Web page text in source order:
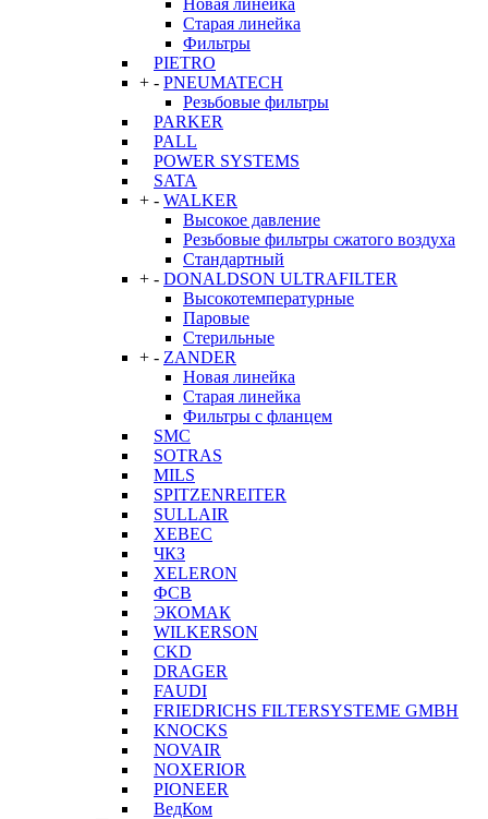
Новая линейка
Старая линейка
Фильтры
PIETRO
+ - PNEUMATECH
Резьбовые фильтры
PARKER
PALL
POWER SYSTEMS
SATA
+ - WALKER
Высокое давление
Резьбовые фильтры сжатого воздуха
Стандартный
+ - DONALDSON ULTRAFILTER
Высокотемпературные
Паровые
Стерильные
+ - ZANDER
Новая линейка
Старая линейка
Фильтры с фланцем
SMC
SOTRAS
MILS
SPITZENREITER
SULLAIR
XEBEC
ЧКЗ
XELERON
ФСВ
ЭКОМАК
WILKERSON
CKD
DRAGER
FAUDI
FRIEDRICHS FILTERSYSTEME GMBH
KNOCKS
NOVAIR
NOXERIOR
PIONEER
ВедКом